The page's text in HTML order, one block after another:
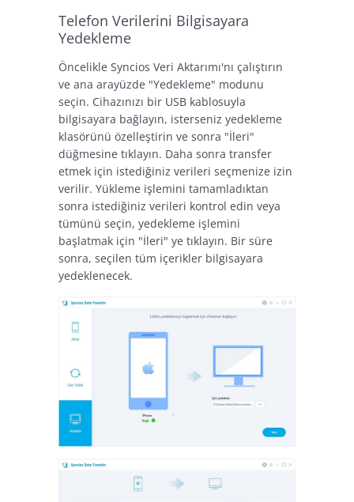
Telefon Verilerini Bilgisayara
Yedekleme
Öncelikle Syncios Veri Aktarımı'nı çalıştırın
ve ana arayüzde "Yedekleme" modunu
seçin. Cihazınızı bir USB kablosuyla
bilgisayara bağlayın, isterseniz yedekleme
klasörünü özelleştirin ve sonra "İleri"
düğmesine tıklayın. Daha sonra transfer
etmek için istediğiniz verileri seçmenize izin
verilir. Yükleme işlemini tamamladıktan
sonra istediğiniz verileri kontrol edin veya
tümünü seçin, yedekleme işlemini
başlatmak için "İleri" ye tıklayın. Bir süre
sonra, seçilen tüm içerikler bilgisayara
yedeklenecek.